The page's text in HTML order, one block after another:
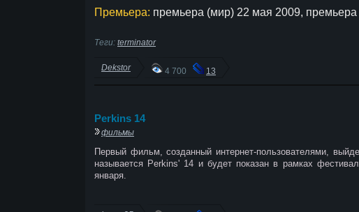
Премьера: премьера (мир) 22 мая 2009,
Теги: terminator
Dekstor 4 700 13
Perkins 14
фильмы
Первый фильм, созданный интернет-пользователями,
называется Perkins' 14 и будет показан в рамках
января.